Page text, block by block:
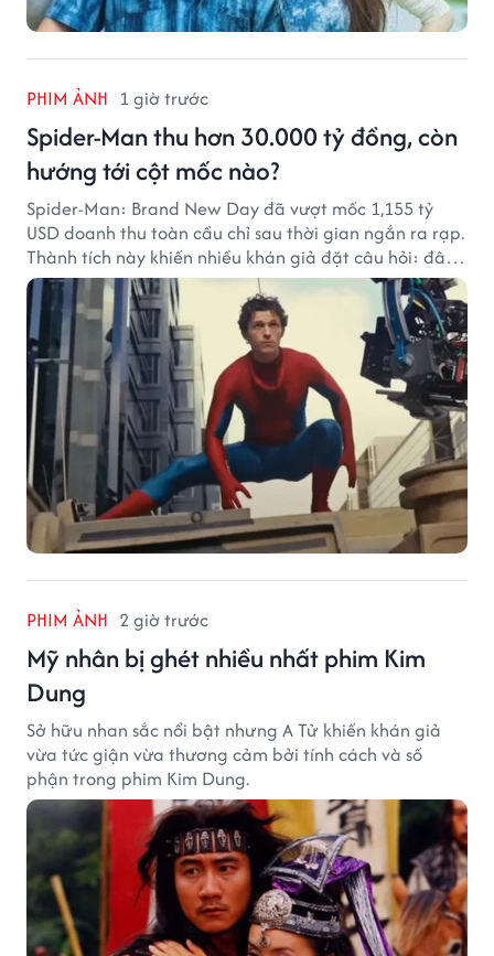
PHIM ẢNH 1 giờ trước
Spider-Man thu hơn 30.000 tỷ đồng, còn
hướng tới cột mốc nào?
Spider-Man: Brand New Day đã vượt mốc 1,155 tỷ
USD doanh thu toàn cầu chỉ sau thời gian ngắn ra rạp.
Thành tích này khiến nhiều khán giả đặt câu hỏi: đâu
sẽ là cột mốc tiếp theo của Người Nhện?
PHIM ẢNH 2 giờ trước
Mỹ nhân bị ghét nhiều nhất phim Kim
Dung
Sở hữu nhan sắc nổi bật nhưng A Tử khiến khán giả
vừa tức giận vừa thương cảm bởi tính cách và số
phận trong phim Kim Dung.